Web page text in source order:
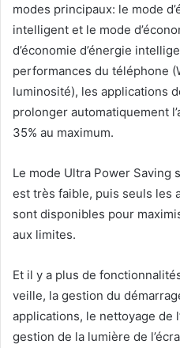
modes principaux: le mode
intelligent et le mode
d’économie d’énergie
performances du téléphone
luminosité), les applications
prolonger automatiquement
35% au maximum.
Le mode Ultra Power Saving
est très faible, puis seuls les
sont disponibles pour
aux limites.
Et il y a plus de
veille, la gestion du
applications, le nettoyage de
gestion de la lumière de